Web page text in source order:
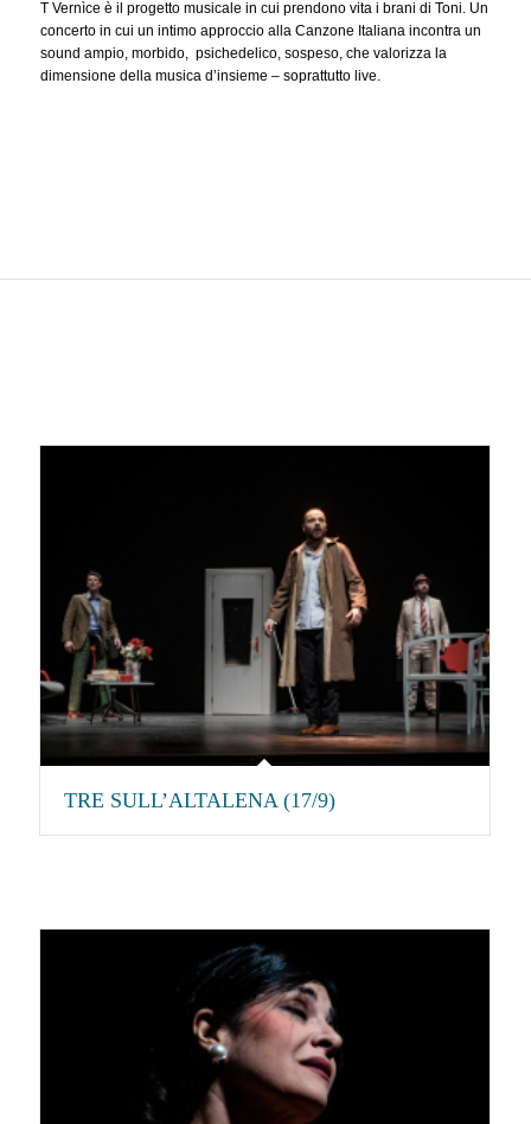
T Vernìce è il progetto musicale in cui prendono vita i brani di Toni. Un
concerto in cui un intimo approccio alla Canzone Italiana incontra un
sound ampio, morbido, psichedelico, sospeso, che valorizza la
dimensione della musica d’insieme – soprattutto live.
TRE SULL’ALTALENA (17/9)